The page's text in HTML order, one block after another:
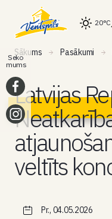
20°C
Sākums Pasākumi
Latvijas
veltīts
Pr., 04.05.2026
Seko
mums